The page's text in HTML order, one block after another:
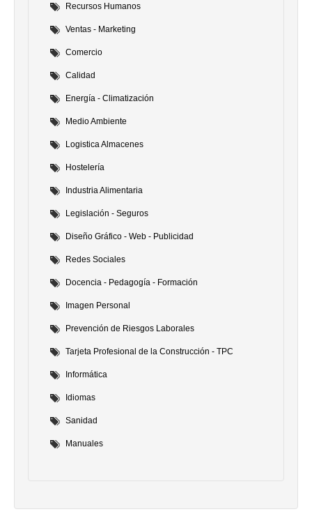
Recursos Humanos
Ventas - Marketing
Comercio
Calidad
Energía - Climatización
Medio Ambiente
Logistica Almacenes
Hostelería
Industria Alimentaria
Legislación - Seguros
Diseño Gráfico - Web - Publicidad
Redes Sociales
Docencia - Pedagogía - Formación
Imagen Personal
Prevención de Riesgos Laborales
Tarjeta Profesional de la Construcción - TPC
Informática
Idiomas
Sanidad
Manuales